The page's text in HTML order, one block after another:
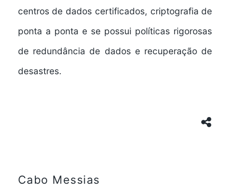
centros de dados certificados, criptografia de
ponta a ponta e se possui políticas rigorosas
de redundância de dados e recuperação de
desastres.
Cabo Messias